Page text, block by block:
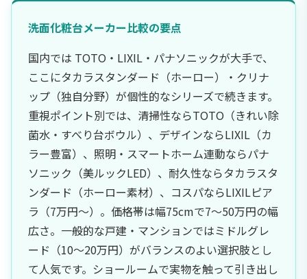
洗面化粧台メーカー比較の要点
国内では TOTO・LIXIL・パナソニックが大手で、
ここにタカラスタンダード（ホーロー）・クリナ
ップ（独自分野）が個性的なシリーズで続きます。
重視ポイント別では、清掃性ならTOTO（きれい除
菌水・すべり台ボウル）、デザインならLIXIL（カ
ラー豊富）、照明・スマートホーム連動ならパナ
ソニック（美ルックLED）、耐久性ならタカラスタ
ンダード（ホーロー素材）、コスパならLIXILピア
ラ（7万円〜）。価格帯は幅75cmで7〜50万円の幅
広さ。一般的な戸建・マンションではミドルグレ
ード（10〜20万円）がバランスのよい選択肢とし
て人気です。ショールームで実物を触って引き出し